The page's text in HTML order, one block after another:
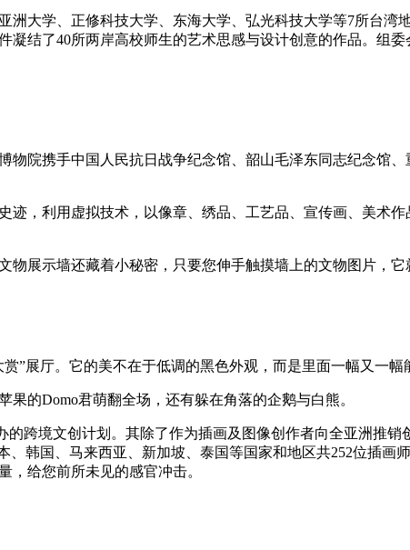
学、正修科技大学、东海大学、弘光科技大学等7所台湾
结了40所两岸高校师生的艺术思感与设计创意的作品。组
携手中国人民抗日战争纪念馆、韶山毛泽东同志纪念馆、
利用虚拟技术，以像章、绣品、工艺品、宣传画、美术作
示墙还藏着小秘密，只要您伸手触摸墙上的文物图片，它
展厅。它的美不在于低调的黑色外观，而是里面一幅又一幅
的Domo君萌翻全场，还有躲在角落的企鹅与白熊。
跨境文创计划。其除了作为插画及图像创作者向全亚洲推销
韩国、马来西亚、新加坡、泰国等国家和地区共252位插画
，给您前所未见的感官冲击。